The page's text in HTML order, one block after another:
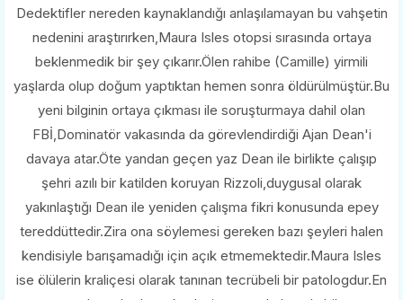
Dedektifler nereden kaynaklandığı anlaşılamayan bu vahşetin
nedenini araştırırken,Maura Isles otopsi sırasında ortaya
beklenmedik bir şey çıkarır.Ölen rahibe (Camille) yirmili
yaşlarda olup doğum yaptıktan hemen sonra öldürülmüştür.Bu
yeni bilginin ortaya çıkması ile soruşturmaya dahil olan
FBİ,Dominatör vakasında da görevlendirdiği Ajan Dean'i
davaya atar.Öte yandan geçen yaz Dean ile birlikte çalışıp
şehri azılı bir katilden koruyan Rizzoli,duygusal olarak
yakınlaştığı Dean ile yeniden çalışma fikri konusunda epey
tereddüttedir.Zira ona söylemesi gereken bazı şeyleri halen
kendisiyle barışamadığı için açık etmemektedir.Maura Isles
ise ölülerin kraliçesi olarak tanınan tecrübeli bir patologdur.En